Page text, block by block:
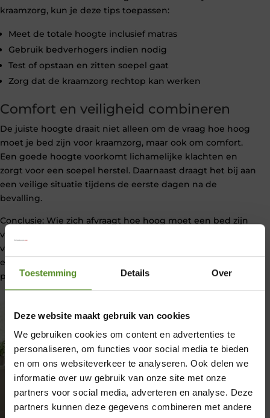
Toestemming Details Over
Deze website maakt gebruik van cookies
We gebruiken cookies om content en advertenties te
personaliseren, om functies voor social media te bieden
en om ons websiteverkeer te analyseren. Ook delen we
informatie over uw gebruik van onze site met onze
partners voor social media, adverteren en analyse. Deze
partners kunnen deze gegevens combineren met andere
kraamzorg, kun je deze tips toepassen:
Meet de totale hoogte inclusief matras
Gebruik bedverhogers indien nodig
Test of opstaan en zitten soepel gaat
Zorg dat de kraamzorg rechtop kan werken
Comfort en veiligheid combineren
De juiste hoogte draait niet alleen om de vraag hoe hoog
moet je bed zijn voor kraamzorg, maar ook om comfort.
Een goede hoogte voorkomt lichamelijke klachten en
zorgt voor een soepel herstel. Daarnaast draagt het bij aan
een veilige situatie tijdens de eerste dagen na de
bevalling.
Conclusie: Wie zich afvraagt hoe hoog moet een bed zijn
voor kraamzorg, moet rekening houden met een richtlijn
van 70 tot 90 cm. Door de juiste combinatie van bedframe
en matras te kiezen, creëer je een veilige, comfortabele en
praktische slaapomgeving voor de kraamperiode.
×